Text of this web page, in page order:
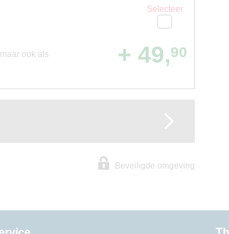
ook als
Selecteer
+ 49,90
Beveiligde omgeving